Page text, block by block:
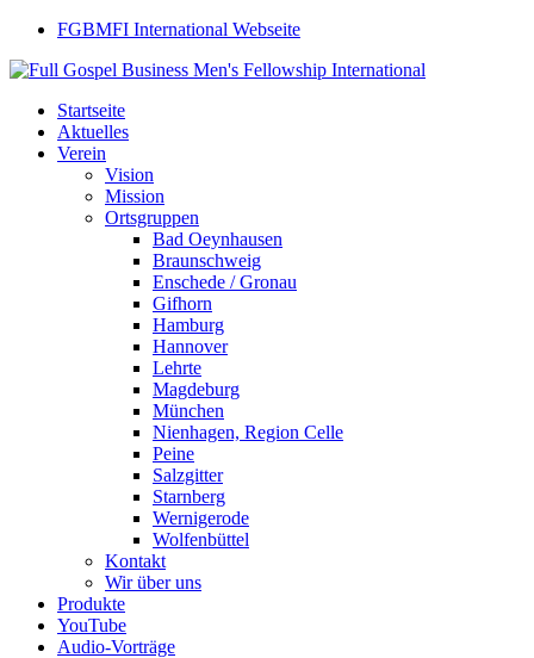
FGBMFI International Webseite
Startseite
Aktuelles
Verein
Vision
Mission
Ortsgruppen
Bad Oeynhausen
Braunschweig
Enschede / Gronau
Gifhorn
Hamburg
Hannover
Lehrte
Magdeburg
München
Nienhagen, Region Celle
Peine
Salzgitter
Starnberg
Wernigerode
Wolfenbüttel
Kontakt
Wir über uns
Produkte
YouTube
Audio-Vorträge